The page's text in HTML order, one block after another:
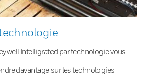
Intelligrated par technologie vous
davantage sur les technologies